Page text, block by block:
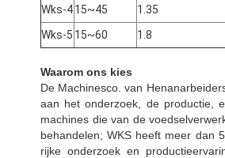
Wks-415~45 1.35
Wks-5 15~60 1.8
Waarom ons kies
De Machinesco. van
aan het onderzoek, de productie,
machines die van de
behandelen; WKS heeft meer dan
rijke onderzoek en